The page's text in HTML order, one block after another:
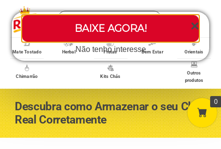
BAIXE AGORA!
Não tenho interesse
content
Search
Toggle
Loja/Produtos
Home
A empresa
Mate Tostado Herbal Frutas Bem Estar Orientais
Chimarrão Kits Chás
Outros
produtos
Descubra como Armazenar o seu Chás
Real Corretamente
0